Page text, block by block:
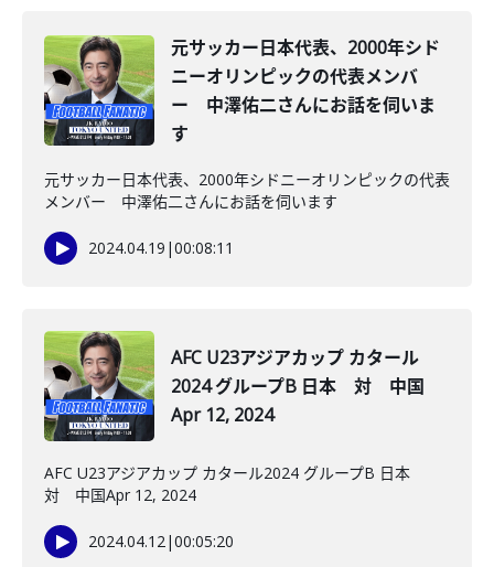
元サッカー日本代表、2000年シド
ニーオリンピックの代表メンバ
ー 中澤佑二さんにお話を伺いま
す
元サッカー日本代表、2000年シドニーオリンピックの代表
メンバー 中澤佑二さんにお話を伺います
2024.04.19 |00:08:11
AFC U23アジアカップ カタール
2024 グループB 日本 対 中国
Apr 12, 2024
AFC U23アジアカップ カタール2024 グループB 日本
対 中国Apr 12, 2024
2024.04.12|00:05:20